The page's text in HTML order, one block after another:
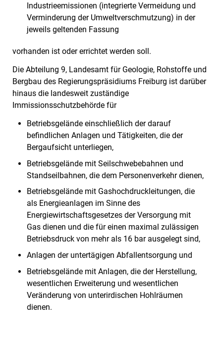
Industrieemissionen (integrierte Vermeidung und
Verminderung der Umweltverschmutzung) in der
jeweils geltenden Fassung
vorhanden ist oder errichtet werden soll.
Die Abteilung 9, Landesamt für Geologie, Rohstoffe und
Bergbau des Regierungspräsidiums Freiburg ist darüber
hinaus die landesweit zuständige
Immissionsschutzbehörde für
Betriebsgelände einschließlich der darauf
befindlichen Anlagen und Tätigkeiten, die der
Bergaufsicht unterliegen,
Betriebsgelände mit Seilschwebebahnen und
Standseilbahnen, die dem Personenverkehr dienen,
Betriebsgelände mit Gashochdruckleitungen, die
als Energieanlagen im Sinne des
Energiewirtschaftsgesetzes der Versorgung mit
Gas dienen und die für einen maximal zulässigen
Betriebsdruck von mehr als 16 bar ausgelegt sind,
Anlagen der untertägigen Abfallentsorgung und
Betriebsgelände mit Anlagen, die der Herstellung,
wesentlichen Erweiterung und wesentlichen
Veränderung von unterirdischen Hohlräumen
dienen.